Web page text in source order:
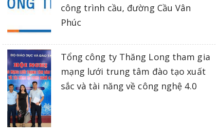
công trình cầu, đường Cầu Vân
Phúc
Tổng công ty Thăng Long tham gia
mạng lưới trung tâm đào tạo xuất
sắc và tài năng về công nghệ 4.0